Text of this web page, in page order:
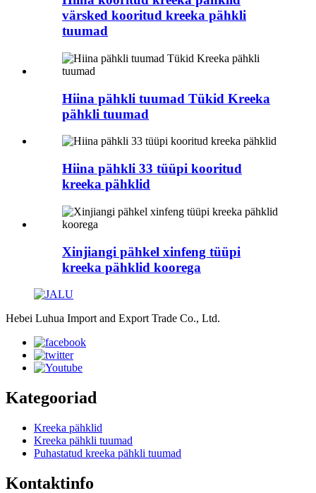
värsked kooritud kreeka pähkli
tuumad
Hiina pähkli tuumad Tükid Kreeka
pähkli tuumad
Hiina pähkli 33 tüüpi kooritud
kreeka pähklid
Xinjiangi pähkel xinfeng tüüpi
kreeka pähklid koorega
Hebei Luhua Import and Export Trade Co., Ltd.
Kategooriad
Kreeka pähklid
Kreeka pähkli tuumad
Puhastatud kreeka pähkli tuumad
Kontaktinfo